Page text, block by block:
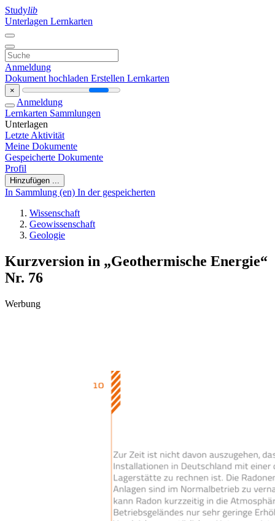
Studylib
Unterlagen Lernkarten
Anmeldung
Dokument hochladen Erstellen Lernkarten
×
Anmeldung
Lernkarten Sammlungen
Unterlagen
Letzte Aktivität
Meine Dokumente
Gespeicherte Dokumente
Profil
Hinzufügen ...
In Sammlung (en) In der gespeicherten
Wissenschaft
Geowissenschaft
Geologie
Kurzversion in „Geothermische Energie“
Nr. 76
Werbung